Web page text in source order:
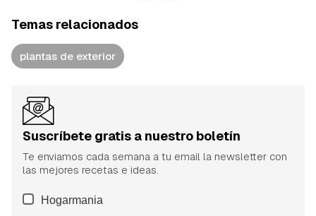
Temas relacionados
plantas de exterior
Suscríbete gratis a nuestro boletín
Te enviamos cada semana a tu email la newsletter con
las mejores recetas e ideas.
Hogarmania